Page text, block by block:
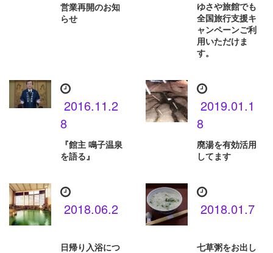
営業再開のお知
らせ
ゆさや旅館でも
全国旅行支援キ
ャンペーンご利
用いただけま
す。
2016.11.2
8
『館主 鳴子温泉
を語る』
2019.01.1
8
廃湯を有効活用
してます
2018.06.2
日帰り入浴につ
2018.01.7
七草粥をお出し